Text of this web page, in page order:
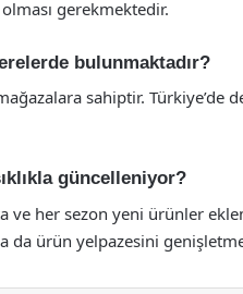
gerekmektedir.
bulunmaktadır?
sahiptir. Türkiye’de
güncelleniyor?
her sezon yeni ürünler
da ürün yelpazesini